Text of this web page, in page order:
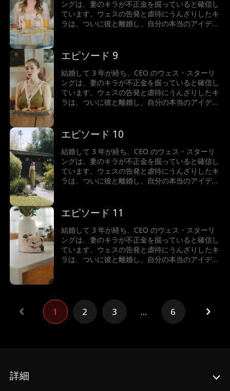
ングは、妻のキラが不正金を掘っていると確信し
ています。ウェスの告発と虐待にうんざりしたキ
ラは、ついに彼と離婚し、自分の本当のアイデン
き、ウェスはどうするでしょうか？キラは彼にお
金を支払わせることができるでしょうか...それと
ももう一度彼に恋をしてしまうのでしょうか?
エピソード 9
結婚して 3 年が経ち、CEO のウェス・スターリ
ングは、妻のキラが不正金を掘っていると確信し
ています。ウェスの告発と虐待にうんざりしたキ
ラは、ついに彼と離婚し、自分の本当のアイデン
き、ウェスはどうするでしょうか？キラは彼にお
金を支払わせることができるでしょうか...それと
ももう一度彼に恋をしてしまうのでしょうか?
エピソード 10
結婚して 3 年が経ち、CEO のウェス・スターリ
ングは、妻のキラが不正金を掘っていると確信し
ています。ウェスの告発と虐待にうんざりしたキ
ラは、ついに彼と離婚し、自分の本当のアイデン
き、ウェスはどうするでしょうか？キラは彼にお
金を支払わせることができるでしょうか...それと
ももう一度彼に恋をしてしまうのでしょうか?
エピソード 11
結婚して 3 年が経ち、CEO のウェス・スターリ
ングは、妻のキラが不正金を掘っていると確信し
ています。ウェスの告発と虐待にうんざりしたキ
ラは、ついに彼と離婚し、自分の本当のアイデン
金を支払わせることができるでしょうか...それと
ももう一度彼に恋をしてしまうのでしょうか?
1 2 3 ... 6
詳細